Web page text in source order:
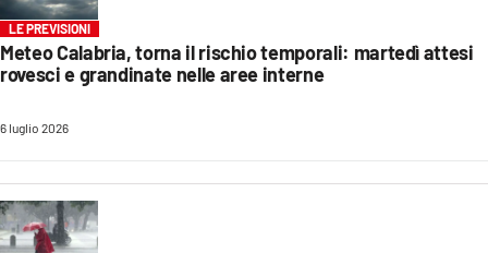
ILREGGINO.IT
COSENZACHANNEL.IT
ILVIBONESE.IT
LACAPITALENEWS.IT
LE PREVISIONI
Meteo Calabria, torna il rischio temporali: martedì attesi
rovesci e grandinate nelle aree interne
6 luglio 2026